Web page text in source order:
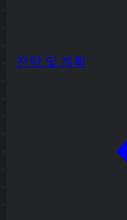
전략 및 계획